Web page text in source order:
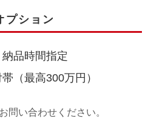
プション
納品時間指定
（最高300万円）
問い合わせください。